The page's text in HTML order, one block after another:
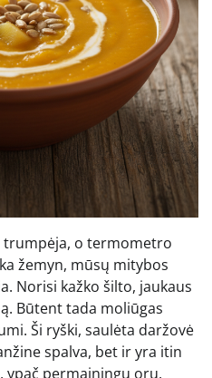
trumpėja, o termometro
žemyn, mūsų mitybos
Norisi kažko šilto, jaukaus
Būtent tada moliūgas
Ši ryški, saulėta daržovė
spalva, bet ir yra itin
ypač permainingu oru.